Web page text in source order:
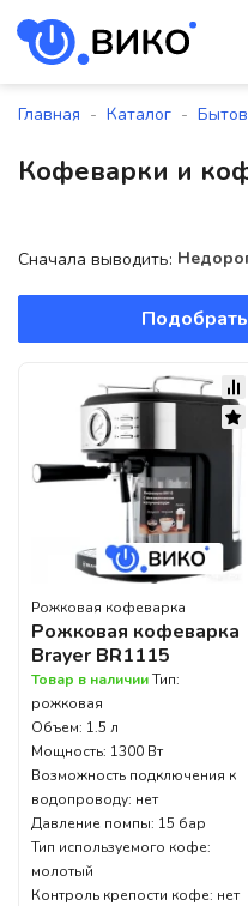
По
Главная - Каталог -
Кофеварки и
Сначала выводить:
Рожковая кофеварка
Рожковая кофеварка
Brayer BR1115
Товар в наличииТип:
рожковая
Объем: 1.5 л
Мощность: 1300 Вт
Возможность подключения к
водопроводу: нет
Давление помпы: 15 бар
Тип используемого кофе:
молотый
Контроль крепости кофе: нет